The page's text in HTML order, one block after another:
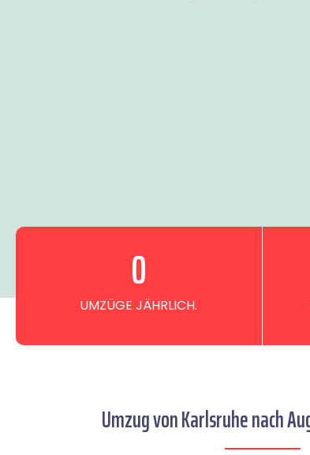
UMZÜGE JÄHRLICH.
0
Umzug von Karlsruhe nach